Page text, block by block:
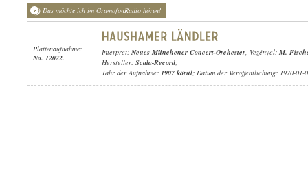
Das möchte ich im GramofonRadio hören!
Plattenaufnahme:
No. 12022.
Interpret: Neues Münchener Concert-Orchester, Vezényel: M.
Hersteller: Scala-Record;
Jahr der Aufnahme: 1907 körül; Datum der Veröffentlichung: 1970-01-